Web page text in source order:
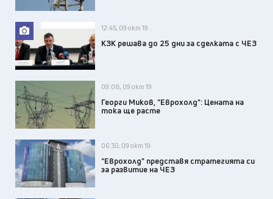
12:45, 09 окт 19
КЗК решава до 25 дни за сделката с ЧЕЗ
09:08, 09 окт 19
Георги Миков, "Еврохолд": Цената на
тока ще расте
06:30, 09 окт 19
"Еврохолд" представя стратегията си
за развитие на ЧЕЗ